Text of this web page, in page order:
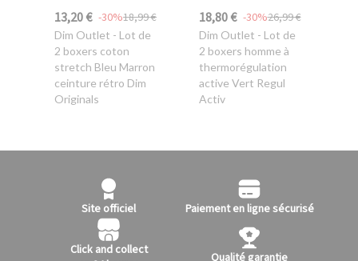
13,20 € 18,99 €
-30%
Dim Outlet - Lot de
2 boxers coton
stretch Bleu Marron
ceinture rétro Dim
Originals
18,80 € 26,99 €
-30%
Dim Outlet - Lot de
2 boxers homme à
thermorégulation
active Vert Regul
Activ
Site officiel Paiement en ligne sécurisé
Click and collect
Qualité garantie